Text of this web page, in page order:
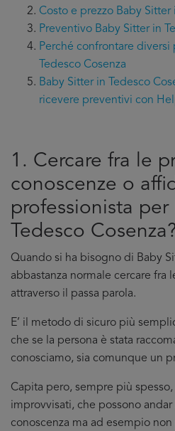
Costo e prezzo Baby Sitter
Preventivo Baby Sitter in
Perché confrontare
Tedesco Cosenza
Baby Sitter in Tedesco
ricevere preventivi con
1. Cercare fra le
conoscenze o
professionista
Tedesco Cosenza?
Quando si ha bisogno di Baby
abbastanza normale cercare fra
attraverso il passa parola.
E’ il metodo di sicuro più
che se la persona è stata
conosciamo, sia comunque un
Capita pero, sempre più
improvvisati, che possono
conoscenza ma ad esempio non